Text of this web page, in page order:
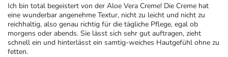
Eisenkrautextrakt*, pflanzl. Emulgator, Hyaluronsäure,
Vitamin E, Sonnenblumenöl*, Vitamin C Palmitat, pflanzl.
Natriumphytat, pflanzl. Levulinsäure, pflanzl.
Natriumlevulinat, ätherische Öle.
Ich bin total begeistert von der Aloe Vera Creme! Die Creme hat
eine wunderbar angenehme Textur, nicht zu leicht und nicht zu
reichhaltig, also genau richtig für die tägliche Pflege, egal ob
morgens oder abends. Sie lässt sich sehr gut auftragen, zieht
schnell ein und hinterlässt ein samtig-weiches Hautgefühl ohne zu
fetten.